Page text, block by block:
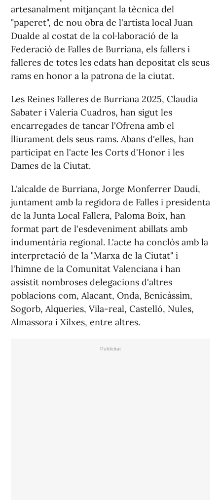
artesanalment mitjançant la tècnica del
"paperet", de nou obra de l'artista local Juan
Dualde al costat de la col·laboració de la
Federació de Falles de Burriana, els fallers i
falleres de totes les edats han depositat els seus
rams en honor a la patrona de la ciutat.
Les Reines Falleres de Burriana 2025, Claudia
Sabater i Valeria Cuadros, han sigut les
encarregades de tancar l'Ofrena amb el
lliurament dels seus rams. Abans d'elles, han
participat en l'acte les Corts d'Honor i les
Dames de la Ciutat.
L'alcalde de Burriana, Jorge Monferrer Daudí,
juntament amb la regidora de Falles i presidenta
de la Junta Local Fallera, Paloma Boix, han
format part de l'esdeveniment abillats amb
indumentària regional. L'acte ha conclòs amb la
interpretació de la "Marxa de la Ciutat" i
l'himne de la Comunitat Valenciana i han
assistit nombroses delegacions d'altres
poblacions com, Alacant, Onda, Benicàssim,
Sogorb, Alqueries, Vila-real, Castelló, Nules,
Almassora i Xilxes, entre altres.